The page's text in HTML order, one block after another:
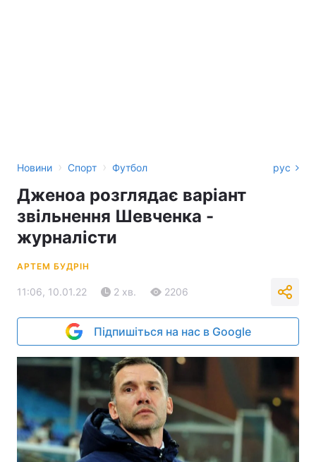
Новини › Спорт › Футбол рус
Дженоа розглядає варіант
звільнення Шевченка -
журналісти
АРТЕМ БУДРІН
11:06, 10.01.22 2 хв. 2206
Підпишіться на нас в Google